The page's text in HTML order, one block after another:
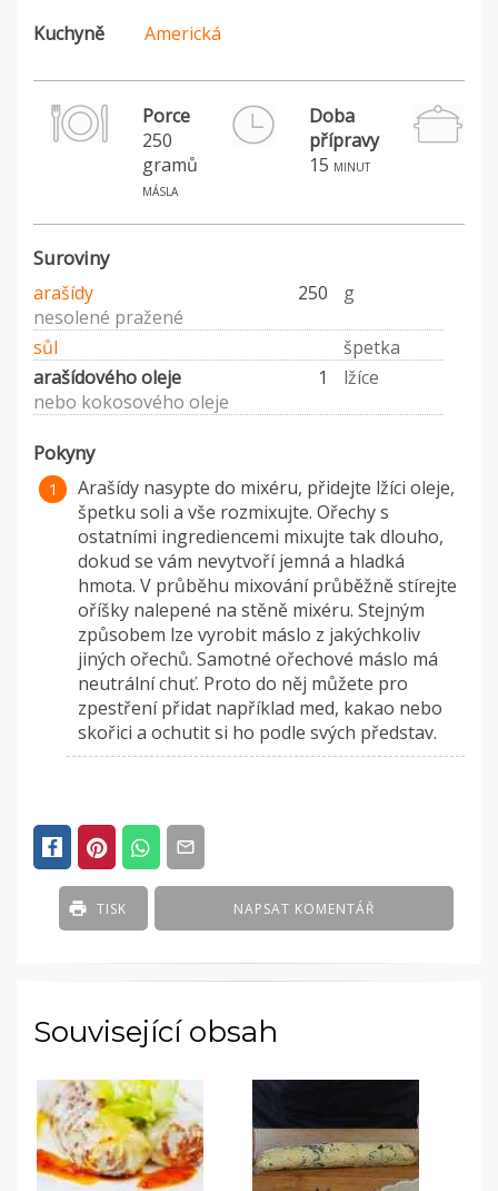
Kuchyně
Americká
Porce
250
gramů
másla
Doba
přípravy
15 minut
Suroviny
arašídy 250
g
nesolené pražené
sůl
špetka
arašídového oleje
1
lžíce
nebo kokosového oleje
Pokyny
Arašídy nasypte do mixéru, přidejte lžíci oleje,
špetku soli a vše rozmixujte. Ořechy s
ostatními ingrediencemi mixujte tak dlouho,
dokud se vám nevytvoří jemná a hladká
hmota. V průběhu mixování průběžně stírejte
oříšky nalepené na stěně mixéru. Stejným
způsobem lze vyrobit máslo z jakýchkoliv
jiných ořechů. Samotné ořechové máslo má
neutrální chuť. Proto do něj můžete pro
zpestření přidat například med, kakao nebo
skořici a ochutit si ho podle svých představ.
NAPSAT KOMENTÁŘ
TISK
Související obsah